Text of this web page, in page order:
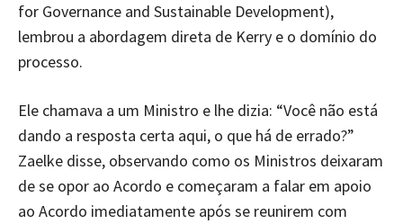
for Governance and Sustainable Development),
lembrou a abordagem direta de Kerry e o domínio do
processo.
Ele chamava a um Ministro e lhe dizia: “Você não está
dando a resposta certa aqui, o que há de errado?”
Zaelke disse, observando como os Ministros deixaram
de se opor ao Acordo e começaram a falar em apoio
ao Acordo imediatamente após se reunirem com